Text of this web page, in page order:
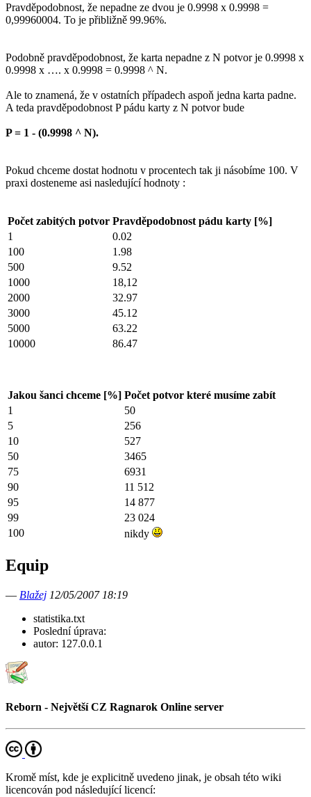
Pravděpodobnost, že nepadne ze dvou je 0.9998 x 0.9998 =
0,99960004. To je přibližně 99.96%.
Podobně pravděpodobnost, že karta nepadne z N potvor je 0.9998 x
0.9998 x …. x 0.9998 = 0.9998 ^ N.
Ale to znamená, že v ostatních případech aspoň jedna karta padne.
A teda pravděpodobnost P pádu karty z N potvor bude
P = 1 - (0.9998 ^ N).
Pokud chceme dostat hodnotu v procentech tak ji násobíme 100. V
praxi dosteneme asi nasledující hodnoty :
Počet zabitých potvor Pravděpodobnost pádu karty [%]
1
0.02
100
1.98
500
9.52
1000
18,12
2000
32.97
3000
45.12
5000
63.22
10000
86.47
Jakou šanci chceme [%] Počet potvor které musíme zabít
1
50
5
256
10
527
50
3465
75
6931
90
11 512
95
14 877
99
23 024
100
nikdy
Equip
— Blažej 12/05/2007 18:19
statistika.txt
Poslední úprava:
autor: 127.0.0.1
Reborn - Největší CZ Ragnarok Online server
Kromě míst, kde je explicitně uvedeno jinak, je obsah této wiki
licencován pod následující licencí: